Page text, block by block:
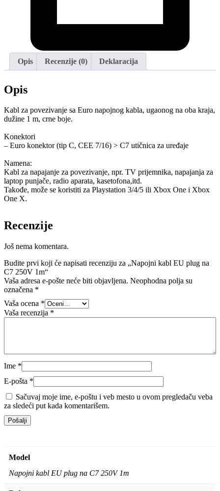
Opis Recenzije (0) Deklaracija
Opis
Kabl za povezivanje sa Euro napojnog kabla, ugaonog na oba kraja,
dužine 1 m, crne boje.
Konektori
– Euro konektor (tip C, CEE 7/16) > C7 utičnica za uređaje
Namena:
Kabl za napajanje za povezivanje, npr. TV prijemnika, napajanja za
laptop punjače, radio aparata, kasetofona,itd.
Takođe, može se koristiti za Playstation 3/4/5 ili Xbox One i Xbox
One X.
Recenzije
Još nema komentara.
Budite prvi koji će napisati recenziju za „Napojni kabl EU plug na
C7 250V 1m“
Vaša adresa e-pošte neće biti objavljena. Neophodna polja su
označena *
Vaša ocena *
Vaša recenzija *
Ime *
E-pošta *
Sačuvaj moje ime, e-poštu i veb mesto u ovom pregledaču veba
za sledeći put kada komentarišem.
Model
Napojni kabl EU plug na C7 250V 1m